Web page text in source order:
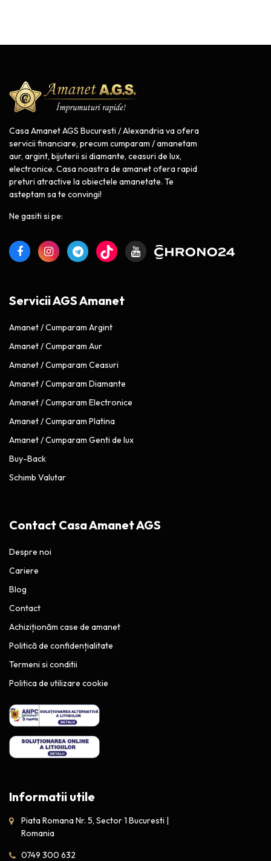
Casa Amanet AGS Bucuresti / Alexandria va ofera
servicii financiare, precum cumparam / amanetam
aur, argint, bijuterii si diamante, ceasuri de lux,
electronice. Casa noastra de amanet ofera rapid
preturi atractive la obiectele amanetate. Te
asteptam sa te convingi!
Ne gasiti si pe:
Servicii AGS Amanet
Amanet / Cumparam Argint
Amanet / Cumparam Aur
Amanet / Cumparam Ceasuri
Amanet / Cumparam Diamante
Amanet / Cumparam Electronice
Amanet / Cumparam Platina
Amanet / Cumparam Genti de lux
Buy-Back
Schimb Valutar
Contact Casa Amanet AGS
Despre noi
Cariere
Blog
Contact
Achiziționăm case de amanet
Politică de confidențialitate
Termeni si conditii
Politica de utilizare cookie
Informatii utile
Piata Romana Nr. 5, Sector 1 Bucuresti |
Romania
0749 300 632